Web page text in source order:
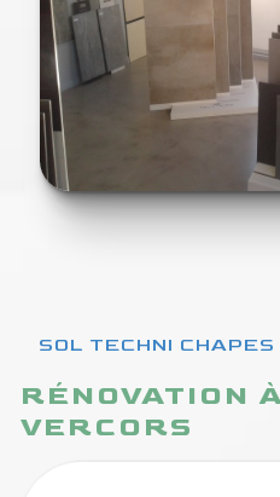
SOL TECHNI
RÉNOVATION À LANS-EN-
VERCORS